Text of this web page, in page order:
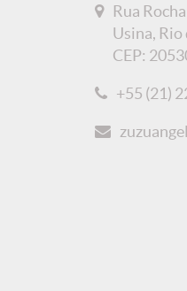
Rua
Usina, Rio
CEP:
+55 (21)